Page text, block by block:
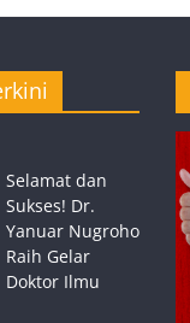
Selamat dan
Sukses! Dr.
Yanuar Nugroho
Raih Gelar
Doktor Ilmu